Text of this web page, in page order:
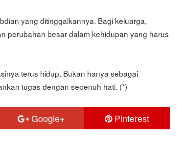
yang ditinggalkannya. Bagi keluarga,
perubahan besar dalam kehidupan yang harus
terus hidup. Bukan hanya sebagai
tugas dengan sepenuh hati. (*)
Google+ Pinterest